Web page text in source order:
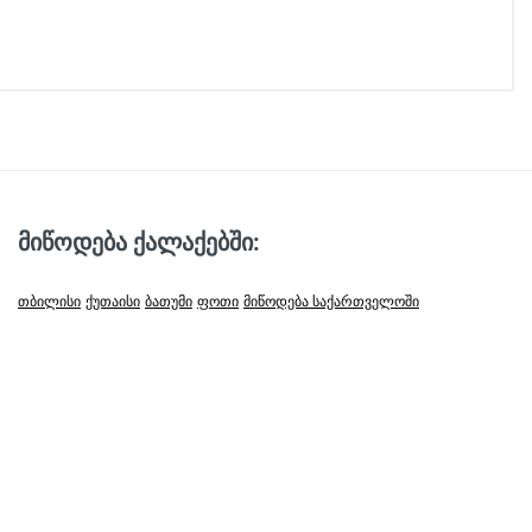
მიწოდება ქალაქებში:
თბილისი ქუთაისი ბათუმი ფოთი მიწოდება საქართველოში